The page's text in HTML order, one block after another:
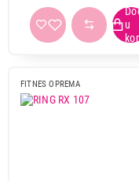
FITNES OPREMA